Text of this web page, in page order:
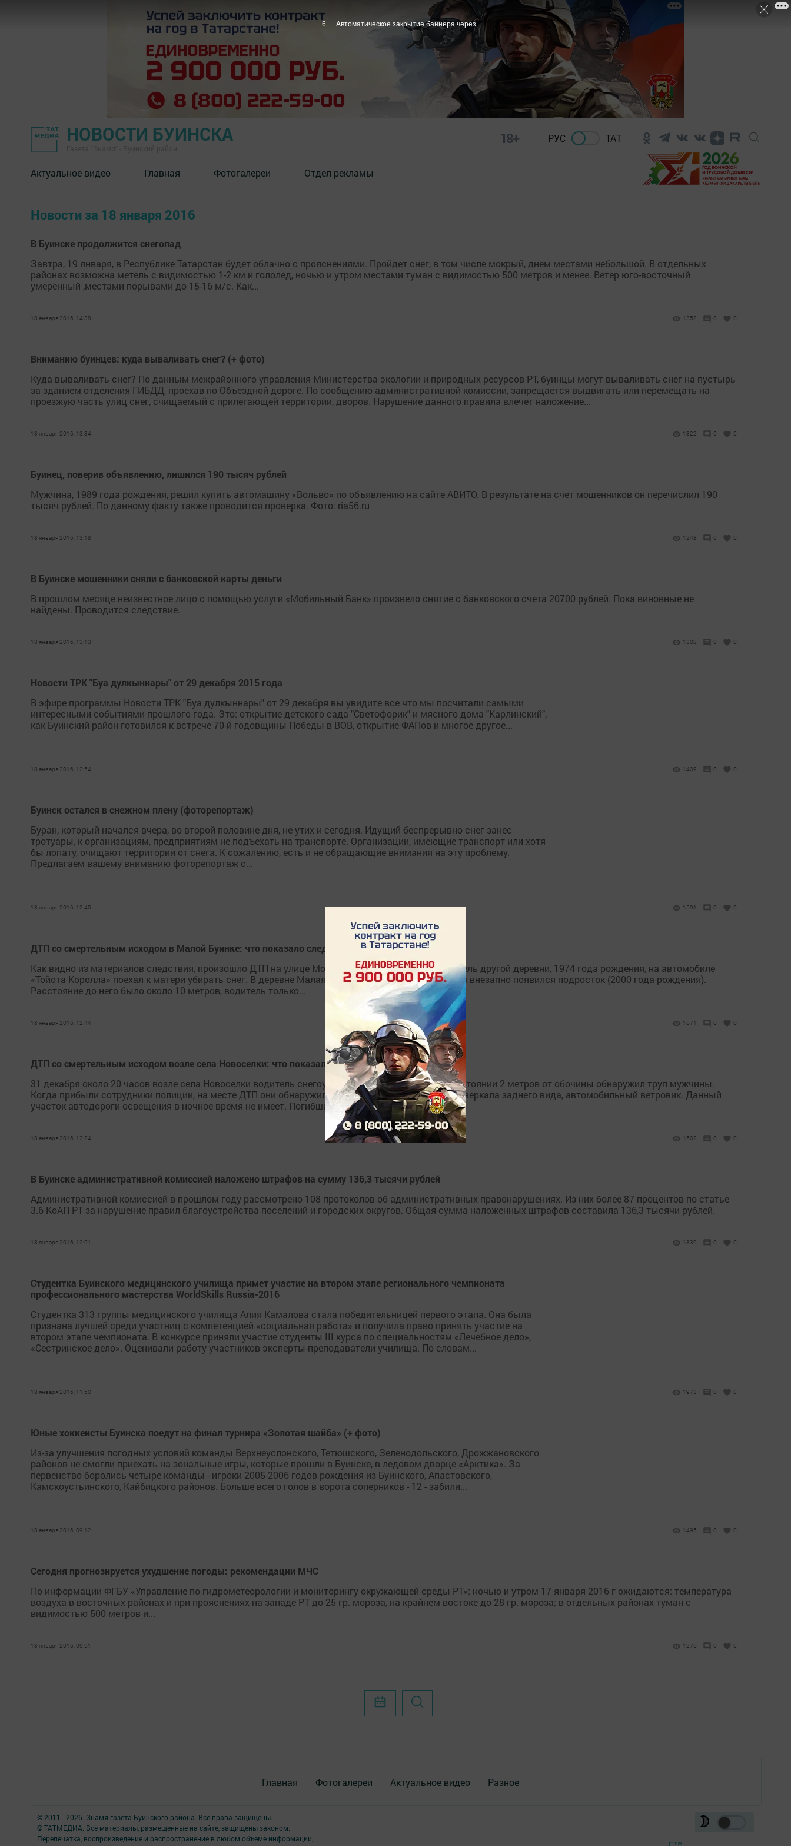
НОВОСТИ БУИНСКА 18+ РУС ТАТ
Актуальное видео Главная Фотогалереи Отдел рекламы
Новости за 18 января 2016
В Буинске продолжится снегопад
Завтра, 19 января, в Республике Татарстан будет облачно с прояснениями. Пройдет снег, в том числе мокрый, днем местами небольшой. В отдельных
районах возможна метель с видимостью 1-2 км и гололед, ночью и утром местами туман с видимостью 500 метров и менее. Ветер юго-восточный
умеренный ,местами порывами до 15-16 м/с. Как...
18 января 2016, 14:38 1352 0 0
Вниманию буинцев: куда вываливать снег? (+ фото)
Куда вываливать снег? По данным межрайонного управления Министерства экологии и природных ресурсов РТ, буинцы могут вываливать снег на пустырь
за зданием отделения ГИБДД, проехав по Объездной дороге. По сообщению административной комиссии, запрещается выдвигать или перемещать на
проезжую часть улиц снег, счищаемый с прилегающей территории, дворов. Нарушение данного правила влечет наложение...
18 января 2016, 13:34 1322 0 0
Буинец, поверив объявлению, лишился 190 тысяч рублей
Мужчина, 1989 года рождения, решил купить автомашину «Вольво» по объявлению на сайте АВИТО. В результате на счет мошенников он перечислил 190
тысяч рублей. По данному факту также проводится проверка. Фото: ria56.ru
18 января 2016, 13:18 1248 0 0
В Буинске мошенники сняли с банковской карты деньги
В прошлом месяце неизвестное лицо с помощью услуги «Мобильный Банк» произвело снятие с банковского счета 20700 рублей. Пока виновные не
найдены. Проводится следствие.
18 января 2016, 13:13 1308 0 0
Новости ТРК "Буа дулкыннары" от 29 декабря 2015 года
В эфире программы Новости ТРК "Буа дулкыннары" от 29 декабря вы увидите все что мы посчитали самыми
интересными событиями прошлого года. Это: открытие детского сада "Светофорик" и мясного дома "Карлинский",
как Буинский район готовился к встрече 70-й годовщины Победы в ВОВ, открытие ФАПов и многое другое...
18 января 2016, 12:54 1409 0 0
Буинск остался в снежном плену (фоторепортаж)
Буран, который начался вчера, во второй половине дня, не утих и сегодня. Идущий беспрерывно снег занес
тротуары, к организациям, предприятиям не подъехать на транспорте. Организации, имеющие транспорт или хотя
бы лопату, очищают территории от снега. К сожалению, есть и не обращающие внимания на эту проблему.
Предлагаем вашему вниманию фоторепортаж с...
18 января 2016, 12:45 1591 0 0
ДТП со смертельным исходом в Малой Буинке: что показало следствие?
Как видно из материалов следствия, произошло ДТП на улице Молодежной. Около 18 часов житель другой деревни, 1974 года рождения, на автомобиле
«Тойота Королла» поехал к матери убирать снег. В деревне Малая Буинка перед его автомобилем внезапно появился подросток (2000 года рождения).
Расстояние до него было около 10 метров, водитель только...
18 января 2016, 12:44 1671 0 0
ДТП со смертельным исходом возле села Новоселки: что показало следствие?
31 декабря около 20 часов возле села Новоселки водитель снегоуборочного автомобиля на расстоянии 2 метров от обочины обнаружил труп мужчины.
Когда прибыли сотрудники полиции, на месте ДТП они обнаружили осколки бампера и бокового зеркала заднего вида, автомобильный ветровик. Данный
участок автодороги освещения в ночное время не имеет. Погибший - житель...
18 января 2016, 12:24 1602 0 0
В Буинске административной комиссией наложено штрафов на сумму 136,3 тысячи рублей
Административной комиссией в прошлом году рассмотрено 108 протоколов об административных правонарушениях. Из них более 87 процентов по статье
3.6 КоАП РТ за нарушение правил благоустройства поселений и городских округов. Общая сумма наложенных штрафов составила 136,3 тысячи рублей.
18 января 2016, 12:01 1339 0 0
Студентка Буинского медицинского училища примет участие на втором этапе регионального чемпионата
профессионального мастерства WorldSkills Russia-2016
Студентка 313 группы медицинского училища Алия Камалова стала победительницей первого этапа. Она была
признана лучшей среди участниц с компетенцией «социальная работа» и получила право принять участие на
втором этапе чемпионата. В конкурсе приняли участие студенты III курса по специальностям «Лечебное дело»,
«Сестринское дело». Оценивали работу участников эксперты-преподаватели училища. По словам...
18 января 2016, 11:50 1973 0 0
Юные хоккеисты Буинска поедут на финал турнира «Золотая шайба» (+ фото)
Из-за улучшения погодных условий команды Верхнеуслонского, Тетюшского, Зеленодольского, Дрожжановского
районов не смогли приехать на зональные игры, которые прошли в Буинске, в ледовом дворце «Арктика». За
первенство боролись четыре команды - игроки 2005-2006 годов рождения из Буинского, Апастовского,
Камскоустьинского, Кайбицкого районов. Больше всего голов в ворота соперников - 12 - забили...
18 января 2016, 09:12 1495 0 0
Сегодня прогнозируется ухудшение погоды: рекомендации МЧС
По информации ФГБУ «Управление по гидрометеорологии и мониторингу окружающей среды РТ»: ночью и утром 17 января 2016 г ожидаются: температура
воздуха в восточных районах и при прояснениях на западе РТ до 25 гр. мороза, на крайнем востоке до 28 гр. мороза; в отдельных районах туман с
видимостью 500 метров и...
18 января 2016, 09:01 1270 0 0
Главная Фотогалереи Актуальное видео Разное
© 2011 - 2026. Знамя газета Буинского района. Все права защищены.
© ТАТМЕДИА. Все материалы, размещенные на сайте, защищены законом.
Перепечатка, воспроизведение и распространение в любом объеме информации,
5 Автоматическое закрытие баннера через